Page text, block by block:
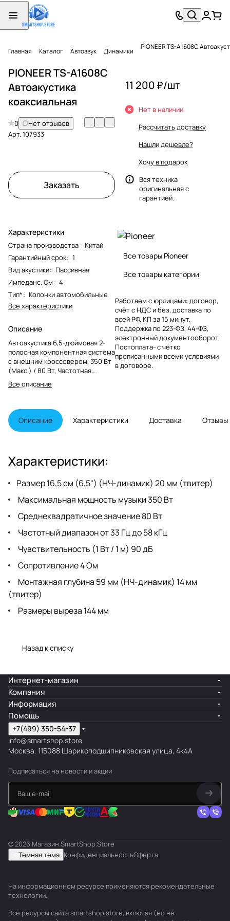
Главная Каталог Автозвук Динамики PIONEER TS-A1608C
PIONEER TS-A1608C
Автоакустика
коаксиальная
0
Нет отзывов
Арт.107933
Заказать
Характеристики
Страна производства: Китай
Гарантийный срок: 1
Вид акустики: Пассивная
Импеданс, Ом: 4
Тип*: Колонки автомобильные
Все характеристики
Описание
Автоакустика 6,5-дюймовая 2-
полосная компонентная система
с внешним кроссовером, 350 Вт
(Макс.) / 80 Вт, Частотная
характеристикаот 33 Гц до 58
кГц, Чувствительность (1Вт/1м)
59 мм (НЧ-динамик) 14 мм
(Твитер), Размеры выреза
Все описание
11 200 ₽/шт
Нет в наличии
Рассчитать доставку
Нашли дешевле?
Хочу в подарок
Вся техника
оригинальная с
гарантией.
Все товары Pioneer
Все товары категории
Работаем с юрлицами: договор,
счёт с НДС и без, доставка по
всей РФ, КП за 15 минут.
Поддержка по 223-ФЗ, 44-ФЗ,
электронный документооборот.
Постоплата- с чётко
прописанными всеми условиями
в договоре.
Описание Характеристики Доставка Отзывы
Характеристики:
Размер 16,5 см (6,5") (НЧ-динамик) 20 мм (твитер)
Максимальная мощность музыки 350 Вт
Среднеквадратичное значение 80 Вт
Частотный диапазон от 33 Гц до 58 кГц
Чувствительность (1 Вт / 1 м) 90 дБ
Сопротивление 4 Ом
Монтажная глубина 59 мм (НЧ-динамик) 14 мм
(твитер)
Размеры выреза 144 мм
Назад к списку
Интернет-магазин
Компания
Информация
Помощь
+7(499) 350-54-37
info@smartshop.store
Москва, 115088 Шарикоподшипниковская улица, 4к4А
Подписаться на новости и акции
© 2026 Магазин SmartShop.Store
Темная тема КонфиденциальностьОферта
На информационном ресурсе применяются рекомендательные
технологии.
Все ресурсы сайта smartshop.store, включая (но не